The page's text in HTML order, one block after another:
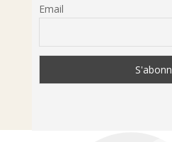
Email